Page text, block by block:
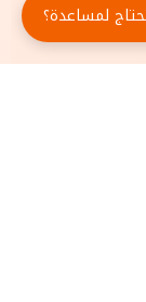
لمساعدة؟